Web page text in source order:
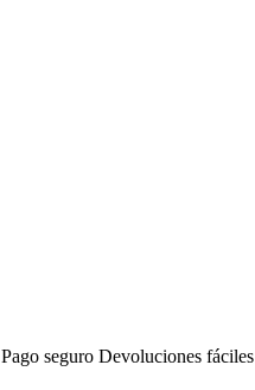
Pago seguro Devoluciones fáciles